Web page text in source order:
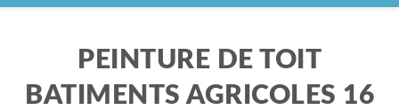
PEINTURE DE TOIT
BATIMENTS AGRICOLES 16